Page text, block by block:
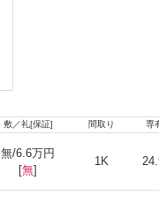
敷／礼[保証] 間取り 専
無/6.6万円
[無]
1K